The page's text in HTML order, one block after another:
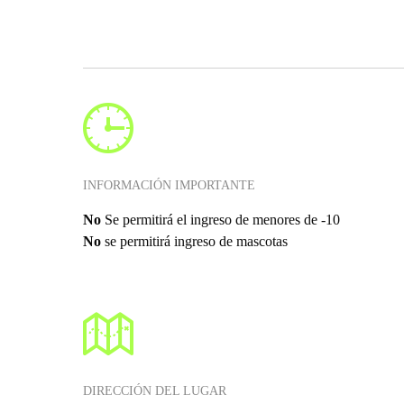
INFORMACIÓN IMPORTANTE
No Se permitirá el ingreso de menores de -10
No se permitirá ingreso de mascotas
DIRECCIÓN DEL LUGAR